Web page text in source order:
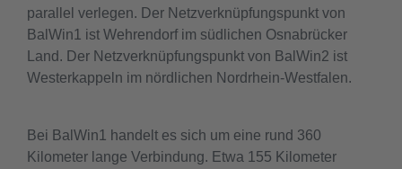
parallel verlegen. Der Netzverknüpfungspunkt von
BalWin1 ist Wehrendorf im südlichen Osnabrücker
Land. Der Netzverknüpfungspunkt von BalWin2 ist
Westerkappeln im nördlichen Nordrhein-Westfalen.
Bei BalWin1 handelt es sich um eine rund 360
Kilometer lange Verbindung. Etwa 155 Kilometer